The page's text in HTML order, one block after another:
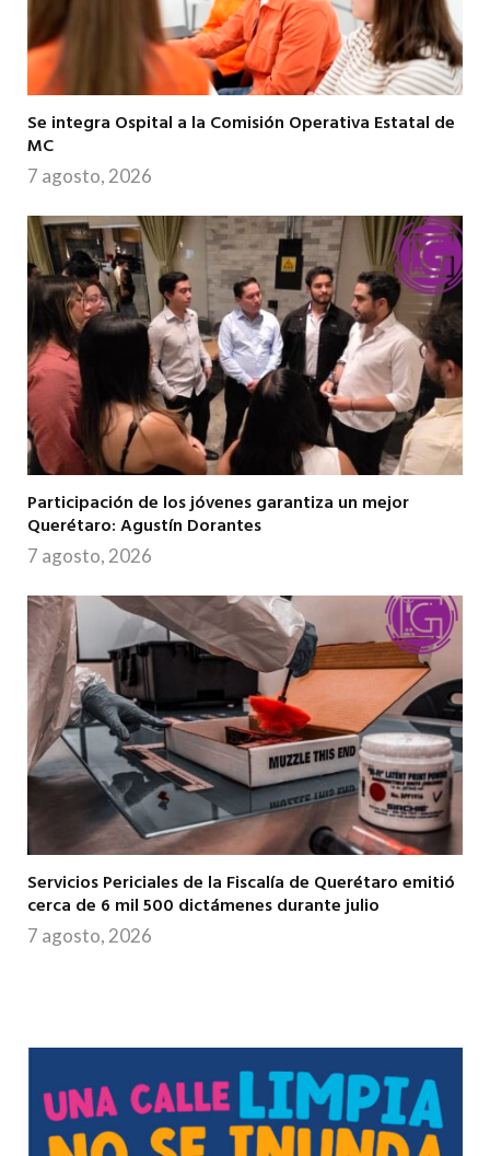
Se integra Ospital a la Comisión Operativa Estatal de
MC
7 agosto, 2026
Participación de los jóvenes garantiza un mejor
Querétaro: Agustín Dorantes
7 agosto, 2026
Servicios Periciales de la Fiscalía de Querétaro emitió
cerca de 6 mil 500 dictámenes durante julio
7 agosto, 2026